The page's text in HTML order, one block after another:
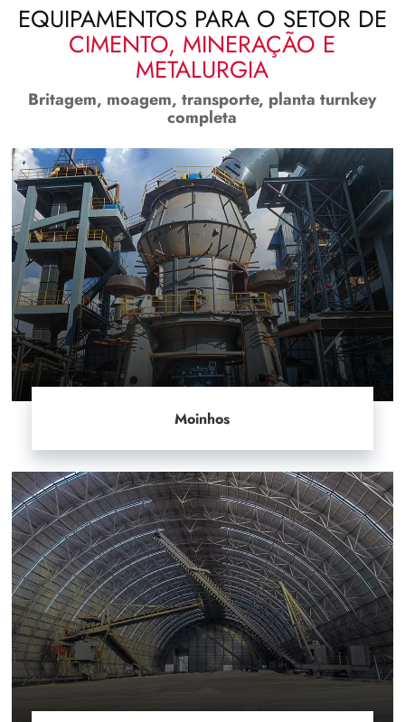
EQUIPAMENTOS PARA O SETOR DE
CIMENTO, MINERAÇÃO E
METALURGIA
Britagem, moagem, transporte, planta turnkey
completa
Moinhos